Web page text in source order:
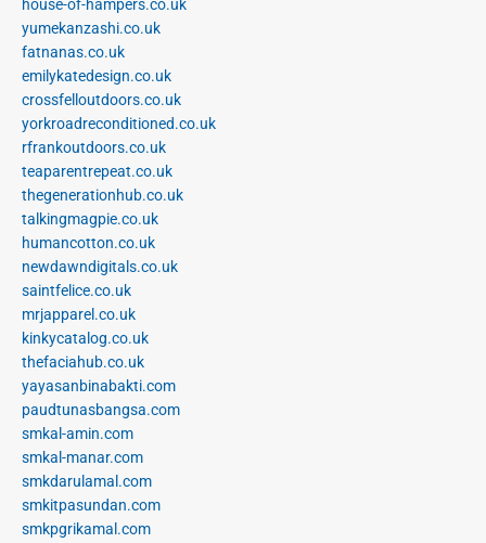
house-of-hampers.co.uk
yumekanzashi.co.uk
fatnanas.co.uk
emilykatedesign.co.uk
crossfelloutdoors.co.uk
yorkroadreconditioned.co.uk
rfrankoutdoors.co.uk
teaparentrepeat.co.uk
thegenerationhub.co.uk
talkingmagpie.co.uk
humancotton.co.uk
newdawndigitals.co.uk
saintfelice.co.uk
mrjapparel.co.uk
kinkycatalog.co.uk
thefaciahub.co.uk
yayasanbinabakti.com
paudtunasbangsa.com
smkal-amin.com
smkal-manar.com
smkdarulamal.com
smkitpasundan.com
smkpgrikamal.com